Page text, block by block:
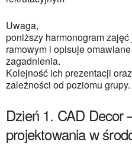
Uwaga,
poniższy harmonogram
ramowym i opisuje
zagadnienia.
Kolejność ich prezentacji
zależności od poziomu grupy.
Dzień 1. CAD Decor
projektowania w